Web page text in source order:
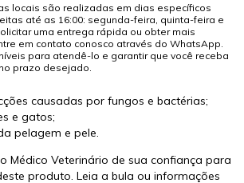
locais são realizadas em dias específicos
até as 16:00: segunda-feira, quinta-feira e
uma entrega rápida ou obter mais
em contato conosco através do WhatsApp.
para atendê-lo e garantir que você receba
prazo desejado.
causadas por fungos e bactérias;
e gatos;
pelagem e pele.
Médico Veterinário de sua confiança para
produto. Leia a bula ou informações